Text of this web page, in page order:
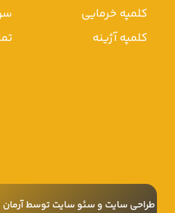
کلمپه خرمایی
کلمپه آژینه
طراحی سایت و سئو سایتتوسط آرمان